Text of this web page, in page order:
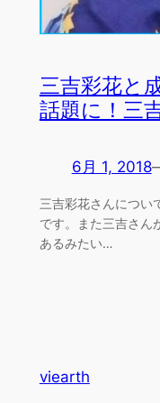
三吉彩花と
話題に！三
6月 1, 2018
三吉彩花さんについ
です。また三吉さん
あるみたい…
viearth